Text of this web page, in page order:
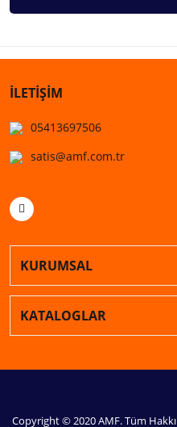
İLETİŞİM
05413697506
satis@amf.com.tr
KURUMSAL
KATALOGLAR
Copyright © 2020 AMF. Tüm